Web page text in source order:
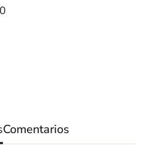
Comentarios